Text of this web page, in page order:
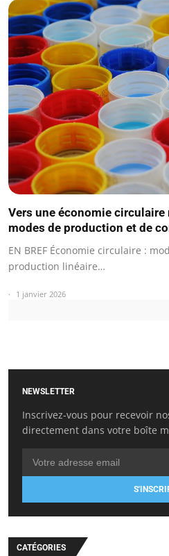
Vers une économie circulaire
modes de production et de
EN BREF Économie circulaire :
production linéaire…
1 janvier 2026
NEWSLETTER
Inscrivez-vous pour recevoir
directement dans votre boîte
CATÉGORIES